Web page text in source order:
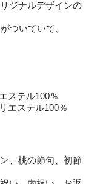
ジナルデザインの
ついていて、
ステル100％
エステル100％
、桃の節句、初節